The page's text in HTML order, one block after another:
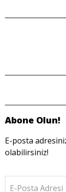
Abone Olun!
E-posta
olabilirsiniz!
E-Posta Adresi